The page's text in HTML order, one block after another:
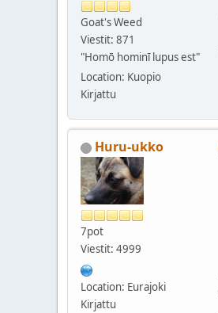
Goat's Weed
Viestit: 871
"Homō hominī lupus est"
Location: Kuopio
Kirjattu
Huru-ukko
7pot
Viestit: 4999
Location: Eurajoki
Kirjattu